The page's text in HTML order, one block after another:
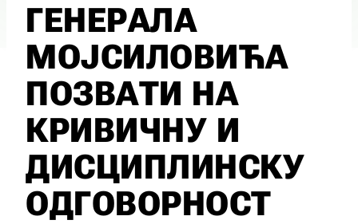
ГЕНЕРАЛА
МОЈСИЛОВИЋА
ПОЗВАТИ НА
КРИВИЧНУ И
ДИСЦИПЛИНСКУ
ОДГОВОРНОСТ